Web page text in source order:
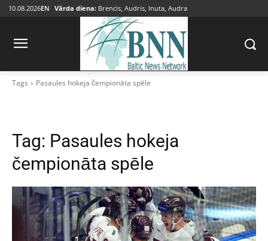
10.08.2026EN Vārda diena: Brencis, Audris, Inuta, Audra
Tags Pasaules hokeja čempionāta spēle
Tag: Pasaules hokeja
čempionāta spēle